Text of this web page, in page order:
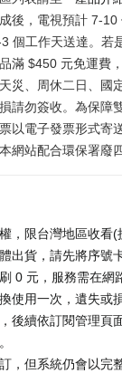
後，電視預計 7-
個工作天送達。若
滿 $450 元免運費
災、周休二日、國
請勿簽收。為保障
以電子發票形式寄
網站配合環保署廢
，限台灣地區收看(
出貨，請先將序號
0 元，服務需在網
使用一次，遺失或
後續依訂閱管理頁
，但系統仍會以完